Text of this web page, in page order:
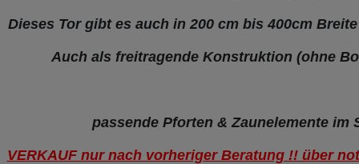
Dieses Tor gibt es auch in 200 cm bis 400cm
Auch als freitragende Konstruktion (ohne
passende Pforten & Zaunelemente im
VERKAUF nur nach vorheriger Beratung !! über